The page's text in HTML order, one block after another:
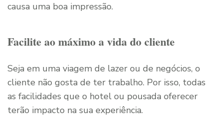
causa uma boa impressão.
Facilite ao máximo a vida do cliente
Seja em uma viagem de lazer ou de negócios, o
cliente não gosta de ter trabalho. Por isso, todas
as facilidades que o hotel ou pousada oferecer
terão impacto na sua experiência.